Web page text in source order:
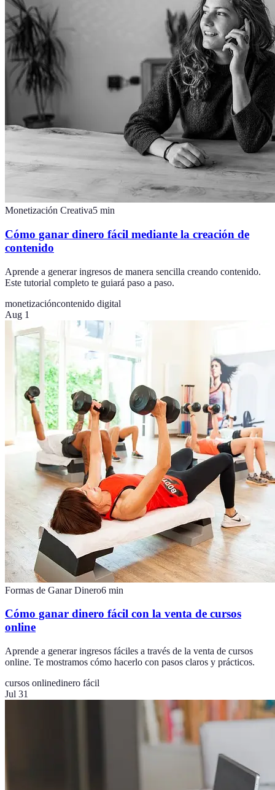
Monetización Creativa5 min
Cómo ganar dinero fácil mediante la creación de
contenido
Aprende a generar ingresos de manera sencilla creando contenido.
Este tutorial completo te guiará paso a paso.
monetizacióncontenido digital
Aug 1
Formas de Ganar Dinero6 min
Cómo ganar dinero fácil con la venta de cursos
online
Aprende a generar ingresos fáciles a través de la venta de cursos
online. Te mostramos cómo hacerlo con pasos claros y prácticos.
cursos onlinedinero fácil
Jul 31